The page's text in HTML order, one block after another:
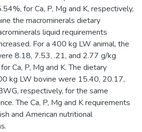
for Ca, P, Mg and K, respectively,
the macrominerals dietary
liquid requirements
For a 400 kg LW animal, the
8.18, 7.53, .21, and 2.77 g/kg
Ca, P, Mg and K. The dietary
kg LW bovine were 15.40, 20.17,
respectively, for the same
The Ca, P, Mg and K requirements
and American nutritional